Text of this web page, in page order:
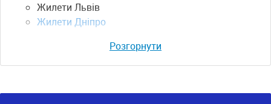
Жилети Львів
Жилети Дніпро
Розгорнути